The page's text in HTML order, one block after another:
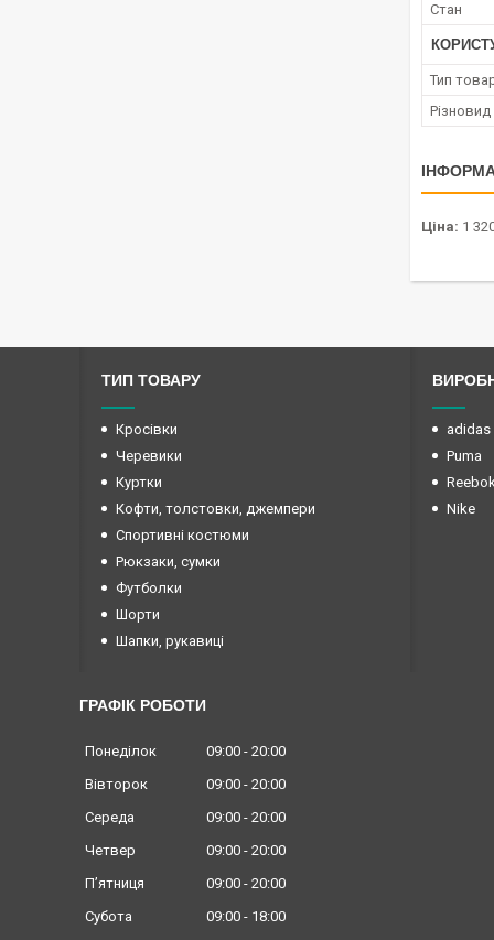
Стан
Тип
Різновид
Ціна: 1
ТИП ТОВАРУ
Кросівки
Черевики
Куртки
Кофти, толстовки, джемпери
Спортивні костюми
Рюкзаки, сумки
Футболки
Шорти
Шапки, рукавиці
adidas
Puma
Nike
ГРАФІК РОБОТИ
Понеділок 09:00
20:00
Вівторок
09:00
20:00
Середа
09:00
20:00
Четвер
09:00
20:00
Пʼятниця
09:00
20:00
Субота
09:00 18:00